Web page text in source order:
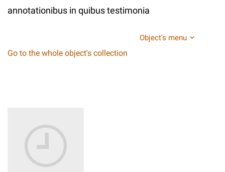
annotationibus in quibus testimonia
Object's menu
Go to the whole object's collection